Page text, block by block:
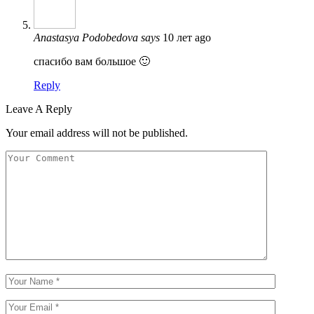
Anastasya Podobedova says 10 лет ago
спасибо вам большое 🙂
Reply
Leave A Reply
Your email address will not be published.